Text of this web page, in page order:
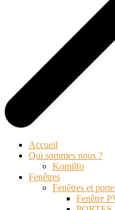
Accueil
Qui sommes nous ?
Komilfo
Fenêtres
Fenêtres et
Fenêtre